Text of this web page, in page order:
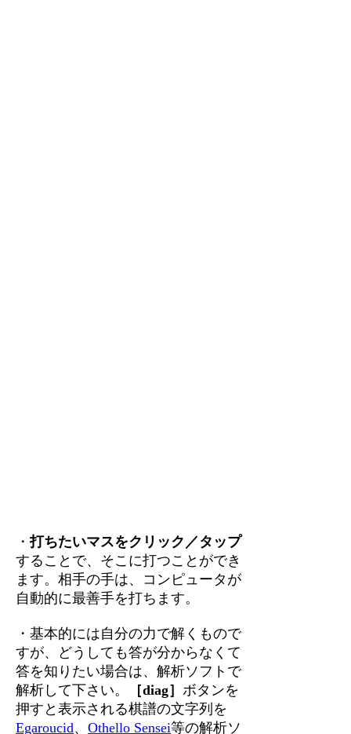
・打ちたいマスをクリック／タップ
することで、そこに打つことができ
ます。相手の手は、コンピュータが
自動的に最善手を打ちます。
・基本的には自分の力で解くもので
すが、どうしても答が分からなくて
答を知りたい場合は、解析ソフトで
解析して下さい。
［diag］ ボタンを
押すと表示される棋譜の文字列を
Egaroucid、Othello Sensei等の解析ソ